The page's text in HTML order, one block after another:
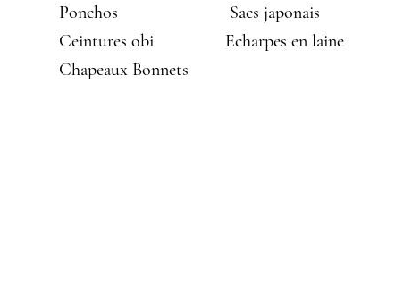
Ponchos
Sacs japonais
Ceintures obi
Echarpes en laine
Chapeaux Bonnets